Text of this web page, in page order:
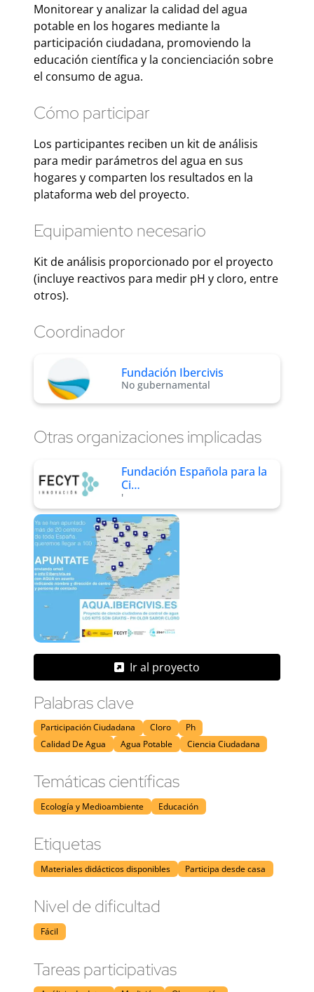
Monitorear y analizar la calidad del agua
potable en los hogares mediante la
participación ciudadana, promoviendo la
educación científica y la concienciación sobre
el consumo de agua.
Cómo participar
Los participantes reciben un kit de análisis
para medir parámetros del agua en sus
hogares y comparten los resultados en la
plataforma web del proyecto.
Equipamiento necesario
Kit de análisis proporcionado por el proyecto
(incluye reactivos para medir pH y cloro, entre
otros).
Coordinador
Fundación Ibercivis
No gubernamental
Otras organizaciones implicadas
Fundación Española para la
Ci…
'
Ir al proyecto
Palabras clave
Participación Ciudadana Cloro
Ph
Calidad De Agua
Agua Potable Ciencia Ciudadana
Temáticas científicas
Ecología y Medioambiente Educación
Etiquetas
Materiales didácticos disponibles Participa desde casa
Nivel de dificultad
Fácil
Tareas participativas